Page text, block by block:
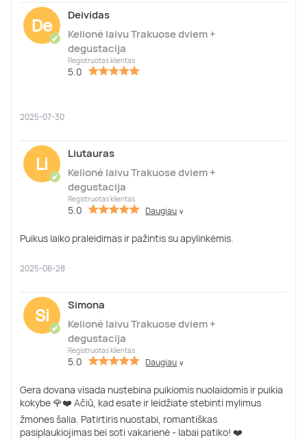
De
✔
Deividas
Kelionė laivu Trakuose dviem +
degustacija
Registruotas klientas
5.0
2025-07-30
Li
✔
Liutauras
Kelionė laivu Trakuose dviem +
degustacija
Registruotas klientas
5.0 Daugiau ∨
Puikus laiko praleidimas ir pažintis su apylinkėmis.
2025-06-28
Si
✔
Simona
Kelionė laivu Trakuose dviem +
degustacija
Registruotas klientas
5.0 Daugiau ∨
Gera dovana visada nustebina puikiomis nuolaidomis ir puikia
kokybe 🌹❤️ Ačiū, kad esate ir leidžiate stebinti mylimus
žmones šalia. Patirtiris nuostabi, romantiškas
pasiplaukiojimas bei soti vakarienė - labai patiko! ❤️